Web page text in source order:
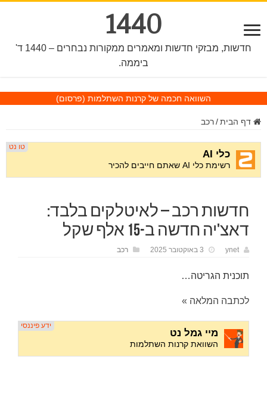
1440
חדשות, מבזקי חדשות ומאמרים ממקורות נבחרים – 1440 ד'
ביממה.
השוואה חכמה של קרנות השתלמות (פרסום)
דף הבית / רכב
חדשות רכב – לאיטלקים בלבד:
דאצ'יה חדשה ב-15 אלף שקל
ynet 3 באוקטובר 2025 רכב
תוכנית הגריטה…
לכתבה המלאה »